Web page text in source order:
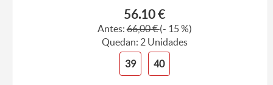
56.10 €
Antes:66,00 €(- 15 %)
Quedan: 2 Unidades
39
40